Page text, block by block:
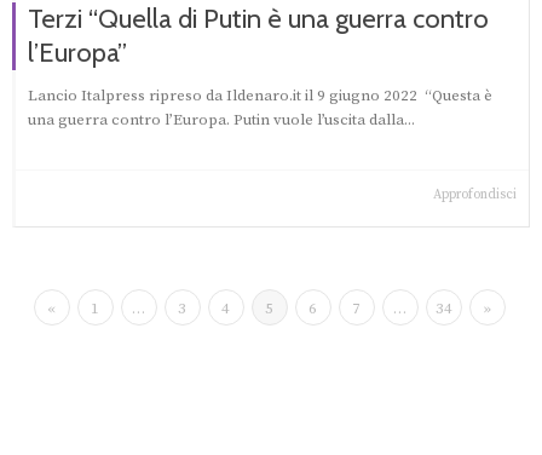
Terzi “Quella di Putin è una guerra contro
l’Europa”
Lancio Italpress ripreso da Ildenaro.it il 9 giugno 2022 “Questa è
una guerra contro l’Europa. Putin vuole l’uscita dalla...
Approfondisci
« 1 … 3 4 5 6 7 … 34 »